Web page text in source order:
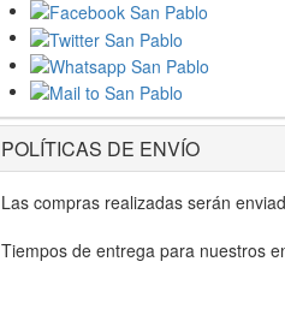
POLÍTICAS DE ENVÍO
Las compras realizadas serán
Tiempos de entrega para nuestros